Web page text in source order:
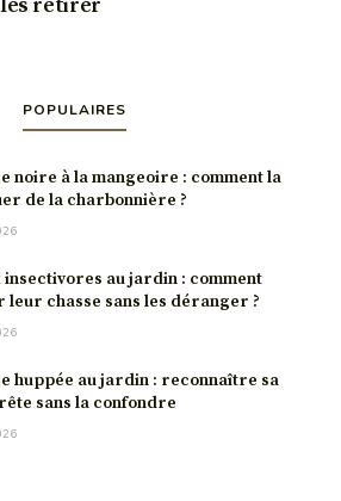
POPULAIRES
noire à la mangeoire : comment la
de la charbonnière ?
insectivores au jardin : comment
chasse sans les déranger ?
huppée au jardin : reconnaître sa
sans la confondre